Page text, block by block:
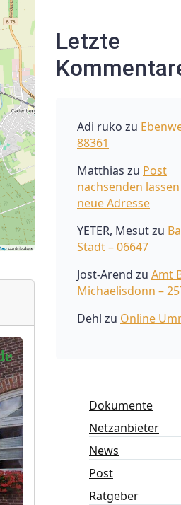
Letzte
Adi ruko zu
88361
Matthias zu Post
nachsenden
neue Adresse
YETER, Mesutzu
Stadt – 06647
Jost-Arend zu Amt
Michaelisdonn –
Dehl zu Online
Dokumente
Netzanbieter
News
Post
Ratgeber